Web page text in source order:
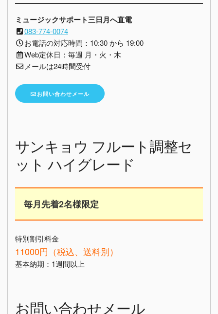
ミュージックサポート三日月へ直電
083-774-0074
お電話の対応時間：10:30 から 19:00
Web定休日：毎週 月・火・木
メールは24時間受付
お問い合わせメール
サンキョウ フルート調整セ
ット ハイグレード
毎月先着2名様限定
特別割引料金
11000円（税込、送料別）
基本納期：1週間以上
お問い合わせメール